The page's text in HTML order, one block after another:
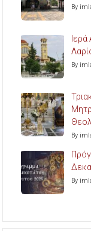
By
Ιερά
By
By
By